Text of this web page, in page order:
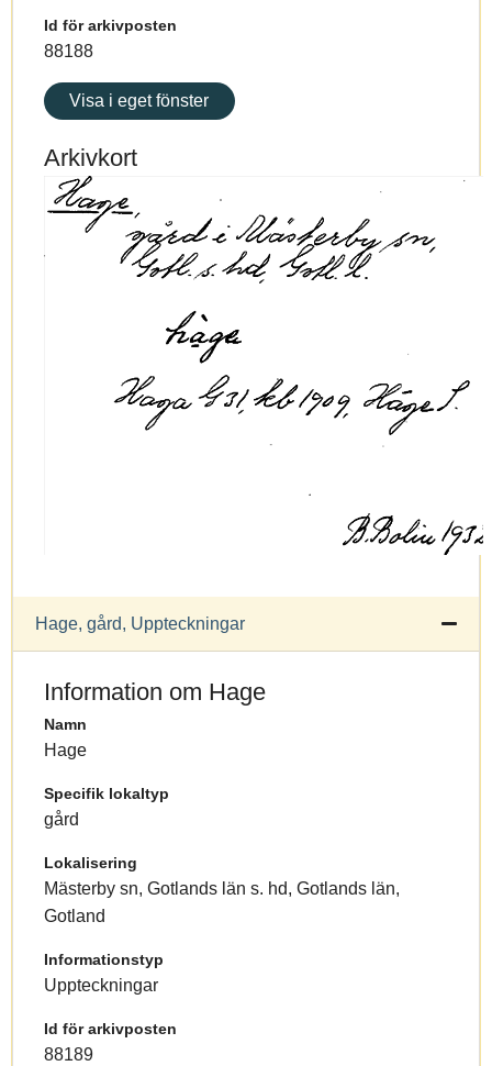
Id för arkivposten
88188
Visa i eget fönster
Arkivkort
Hage, gård, Uppteckningar
Information om Hage
Namn
Hage
Specifik lokaltyp
gård
Lokalisering
Mästerby sn, Gotlands län s. hd, Gotlands län,
Gotland
Informationstyp
Uppteckningar
Id för arkivposten
88189